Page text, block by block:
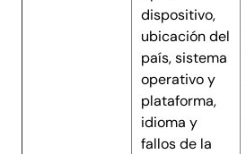
dispositivo,
ubicación del
país, sistema
operativo y
plataforma,
idioma y
fallos de la